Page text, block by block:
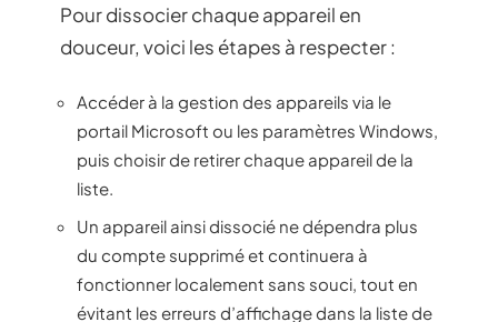
Pour dissocier chaque appareil en
douceur, voici les étapes à respecter :
Accéder à la gestion des appareils via le
portail Microsoft ou les paramètres Windows,
puis choisir de retirer chaque appareil de la
liste.
Un appareil ainsi dissocié ne dépendra plus
du compte supprimé et continuera à
fonctionner localement sans souci, tout en
évitant les erreurs d’affichage dans la liste de